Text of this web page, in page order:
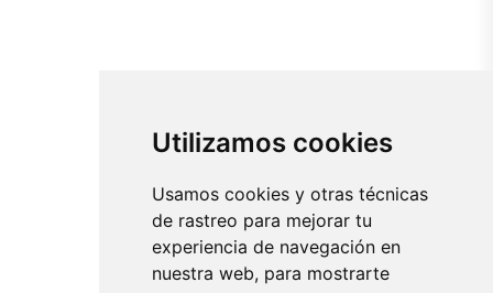
Utilizamos cookies
Usamos cookies y otras técnicas
de rastreo para mejorar tu
experiencia de navegación en
nuestra web, para mostrarte